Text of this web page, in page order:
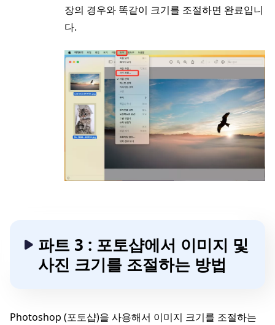
장의 경우와 똑같이 크기를 조절하면 완료입니
다.
파트 3 : 포토샵에서 이미지 및
사진 크기를 조절하는 방법
Photoshop (포토샵)을 사용해서 이미지 크기를 조절하는